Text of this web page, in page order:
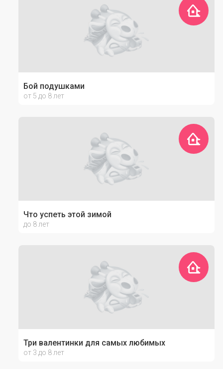
Бой подушками
от 5 до 8 лет
Что успеть этой зимой
до 8 лет
Три валентинки для самых любимых
от 3 до 8 лет